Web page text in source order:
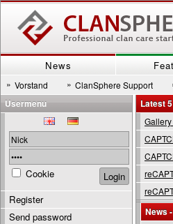
News
» Vorstand » ClanSphere Support
Latest
News
Usermenu
Cookie
Register
Send password